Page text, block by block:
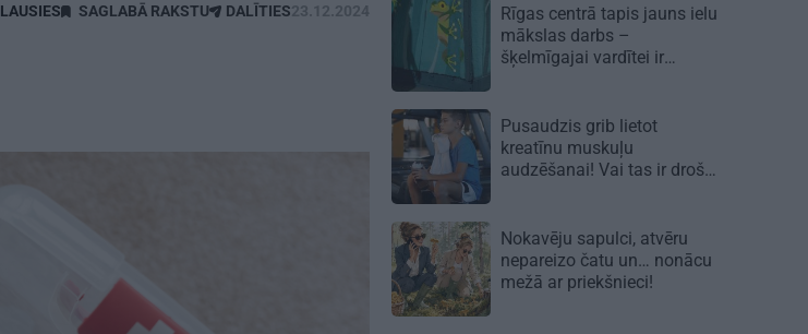
SAGLABĀ RAKSTU DALĪTIES23.12.2024
Rīgas centrā tapis jauns ielu
mākslas darbs –
šķelmīgajai vardītei ir
Pusaudzis grib lietot
kreatīnu muskuļu
audzēšanai! Vai tas ir droši?
Nokavēju sapulci, atvēru
nepareizo čatu un… nonācu
mežā ar priekšnieci!